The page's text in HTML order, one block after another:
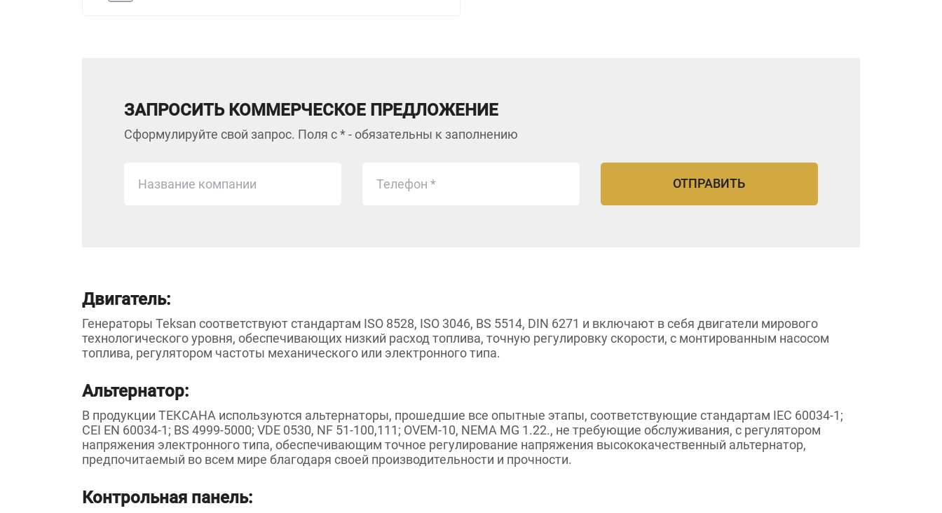
ЗАПРОСИТЬ КОММЕРЧЕСКОЕ ПРЕДЛОЖЕНИЕ
Сформулируйте свой запрос. Поля с * - обязательны к заполнению
Двигатель:
Генераторы Teksan соответствуют стандартам ISO 8528, ISO 3046, BS 5514, DIN 6271 и включают в себя двигатели мирового
технологического уровня, обеспечивающих низкий расход топлива, точную регулировку скорости, с монтированным насосом
топлива, регулятором частоты механического или электронного типа.
Альтернатор:
В продукции ТЕКСАНА используются альтернаторы, прошедшие все опытные этапы, соответствующие стандартам IEC 60034-1;
CEI EN 60034-1; BS 4999-5000; VDE 0530, NF 51-100,111; OVEM-10, NEMA MG 1.22., не требующие обслуживания, с регулятором
напряжения электронного типа, обеспечивающим точное регулирование напряжения высококачественный альтернатор,
предпочитаемый во всем мире благодаря своей производительности и прочности.
Контрольная панель: